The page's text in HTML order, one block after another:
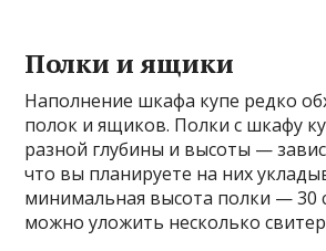
Полки и ящики
Наполнение шкафа купе редко
полок и ящиков. Полки с шкафу
разной глубины и высоты —
что вы планируете на них
минимальная высота полки — 30
можно уложить несколько